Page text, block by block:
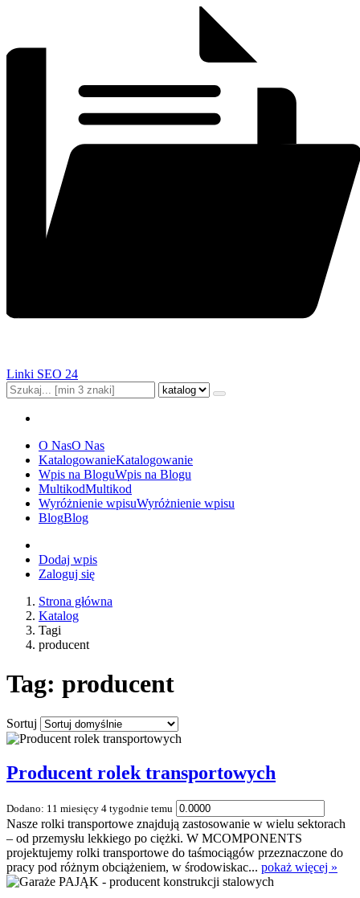
Linki SEO 24
O NasO Nas
KatalogowanieKatalogowanie
Wpis na BloguWpis na Blogu
MultikodMultikod
Wyróżnienie wpisuWyróżnienie wpisu
BlogBlog
Dodaj wpis
Zaloguj się
Strona główna
Katalog
Tagi
producent
Tag: producent
Sortuj
Producent rolek transportowych
Dodano: 11 miesięcy 4 tygodnie temu
Nasze rolki transportowe znajdują zastosowanie w wielu sektorach
– od przemysłu lekkiego po ciężki. W MCOMPONENTS
projektujemy rolki transportowe do taśmociągów przeznaczone do
pracy pod różnym obciążeniem, w środowiskac... pokaż więcej »